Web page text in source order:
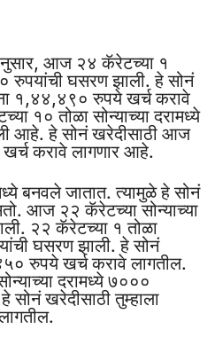
आज २४ कॅरेटच्या १
रुपयांची घसरण झाली. हे सोनं
१,४४,४९० रुपये खर्च करावे
१० तोळा सोन्याच्या दरामध्ये
आहे. हे सोनं खरेदीसाठी आज
करावे लागणार आहे.
बनवले जातात. त्यामुळे हे सोनं
आज २२ कॅरेटच्या सोन्याच्या
२२ कॅरेटच्या १ तोळा
घसरण झाली. हे सोनं
रुपये खर्च करावे लागतील.
दरामध्ये ७०००
खरेदीसाठी तुम्हाला